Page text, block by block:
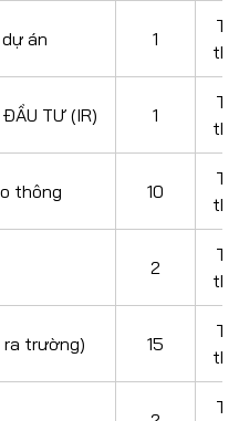
án 1
ĐẦU TƯ (IR) 1
thông 10
2
ra trường) 15